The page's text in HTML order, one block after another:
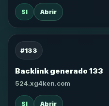
SI Abrir
#133
Backlink generado 133
524.xg4ken.com
SI Abrir